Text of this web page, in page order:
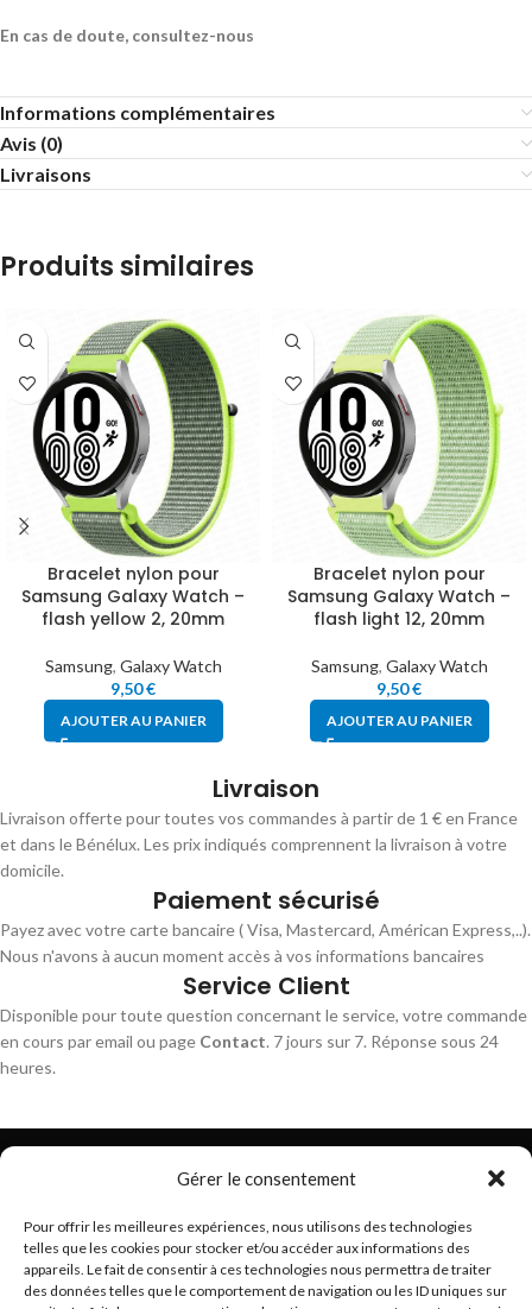
Gérer le consentement
Pour offrir les meilleures expériences, nous utilisons des technologies
telles que les cookies pour stocker et/ou accéder aux informations des
appareils. Le fait de consentir à ces technologies nous permettra de traiter
des données telles que le comportement de navigation ou les ID uniques sur
En cas de doute, consultez-nous
Informations complémentaires
Avis (0)
Livraisons
Produits similaires
Bracelet nylon pour
Samsung Galaxy Watch –
flash yellow 2, 20mm
Samsung, Galaxy Watch
9,50€
AJOUTER AU PANIER
Bracelet nylon pour
Samsung Galaxy Watch –
flash light 12, 20mm
Samsung, Galaxy Watch
9,50€
AJOUTER AU PANIER
Livraison
Livraison offerte pour toutes vos commandes à partir de 1 € en France
et dans le Bénélux. Les prix indiqués comprennent la livraison à votre
domicile.
Paiement sécurisé
Payez avec votre carte bancaire ( Visa, Mastercard, Américan Express,..).
Nous n'avons à aucun moment accès à vos informations bancaires
Service Client
Disponible pour toute question concernant le service, votre commande
en cours par email ou page Contact. 7 jours sur 7. Réponse sous 24
heures.
Trouvez les meilleurs bracelets de montres connectés
hello@braceletsmartwatch.com